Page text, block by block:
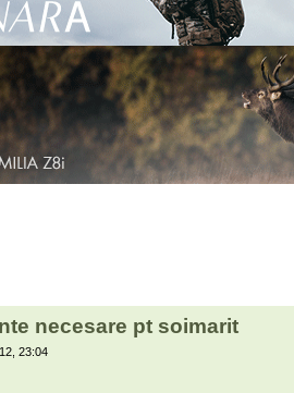
necesare pt soimarit
23:04